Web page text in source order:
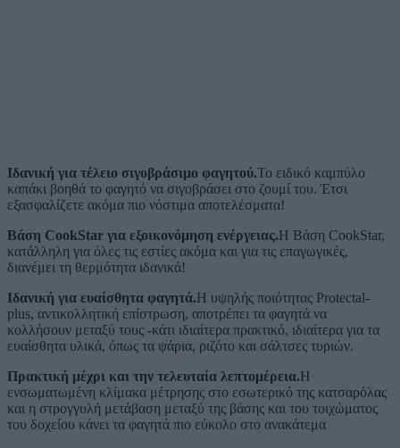
Ιδανική για τέλειο σιγοβράσιμο φαγητού.Το ειδικό καμπύλο
καπάκι βοηθά το φαγητό να σιγοβράσει στο ζουμί του. Έτσι
εξασφαλίζετε ακόμα πιο νόστιμα αποτελέσματα!
Βάση CookStar για εξοικονόμηση ενέργειας.Η Βάση CookStar,
κατάλληλη για όλες τις εστίες ακόμα και για τις επαγωγικές,
διανέμει τη θερμότητα ιδανικά!
Ιδανική για ευαίσθητα φαγητά.Η υψηλής ποιότητας Protectal-
plus, αντικολλητική επίστρωση, αποτρέπει τα φαγητά να
κολλήσουν μεταξύ τους -κάτι ιδιαίτερα πρακτικό, ιδιαίτερα για τα
ευαίσθητα υλικά, όπως τα ψάρια, ριζότο και σάλτσες τυριών.
Πρακτική μέχρι και την τελευταία λεπτομέρεια.Η
ενσωματωμένη κλίμακα μέτρησης στο εσωτερικό της κατσαρόλας
και η στρογγυλή μετάβαση μεταξύ της βάσης και του τοιχώματος
του δοχείου κάνει τα φαγητά πιο εύκολο στο ανακάτεμα